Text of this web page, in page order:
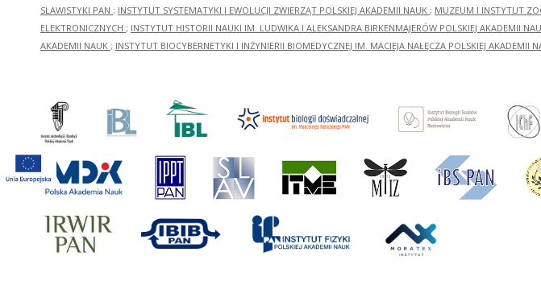
SLAWISTYKI PAN ; INSTYTUT SYSTEMATYKI I EWOLUCJI ZWIERZĄT POLSKIEJ AKADEMII NAUK ; MUZEUM I INSTYTUT
ELEKTRONICZNYCH ; INSTYTUT HISTORII NAUKI IM. LUDWIKA I ALEKSANDRA BIRKENMAJERÓW POLSKIEJ AKADEMII
AKADEMII NAUK ; INSTYTUT BIOCYBERNETYKI I INŻYNIERII BIOMEDYCZNEJ IM. MACIEJA NAŁĘCZA POLSKIEJ AKADEMII